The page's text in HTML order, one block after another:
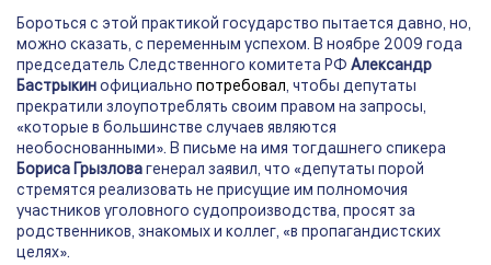
Бороться с этой практикой государство пытается давно, но,
можно сказать, с переменным успехом. В ноябре 2009 года
председатель Следственного комитета РФ Александр
Бастрыкинофициально потребовал, чтобы депутаты
прекратили злоупотреблять своим правом на запросы,
«которые в большинстве случаев являются
необоснованными». В письме на имя тогдашнего спикера
Бориса Грызловагенерал заявил, что «депутаты порой
стремятся реализовать не присущие им полномочия
участников уголовного судопроизводства, просят за
родственников, знакомых и коллег, «в пропагандистских
целях».